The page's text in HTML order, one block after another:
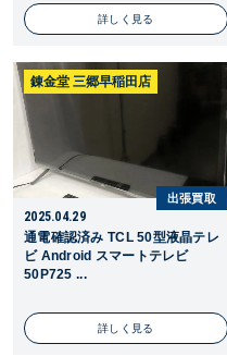
詳しく見る
錬金堂 三郷早稲田店
出張買取
2025.04.29
通電確認済み TCL 50型液晶テレ
ビ Android スマートテレビ
50P725 ...
詳しく見る